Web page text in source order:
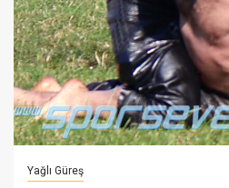
Yağlı Güreş